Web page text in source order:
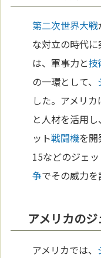
第二次世界大戦
な対立の時代
は、軍事力と技
の一環として、
した。アメリ
と人材を活用
ット戦闘機を
15などのジェ
争でその威力を
アメリカの
アメリカでは、